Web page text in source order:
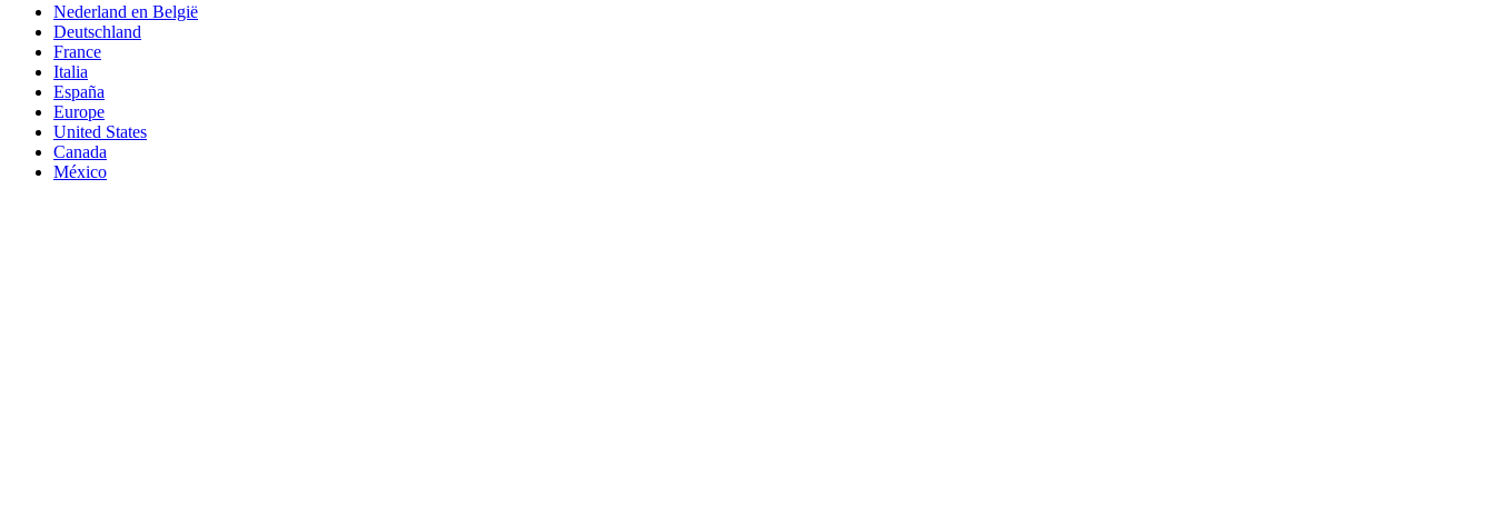
Nederland en België
Deutschland
France
Italia
España
Europe
United States
Canada
México